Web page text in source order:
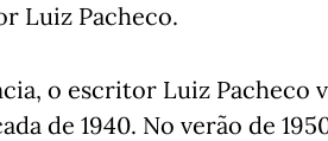
Luiz Pacheco.
o escritor Luiz Pacheco
de 1940. No verão de